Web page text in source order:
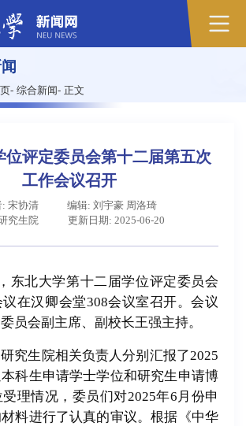
- 综合新闻- 正文
位评定委员会第十二届第五次
工作会议召开
: 宋协清
编辑: 刘宇豪 周洛琦
究生院
更新日期: 2025-06-20
东北大学第十二届学位评定委员会
在汉卿会堂308会议室召开。会议
员会副主席、副校长王强主持。
究生院相关负责人分别汇报了2025
科生申请学士学位和研究生申请博
理情况，委员们对2025年6月份申
料进行了认真的审议。根据《中华
原